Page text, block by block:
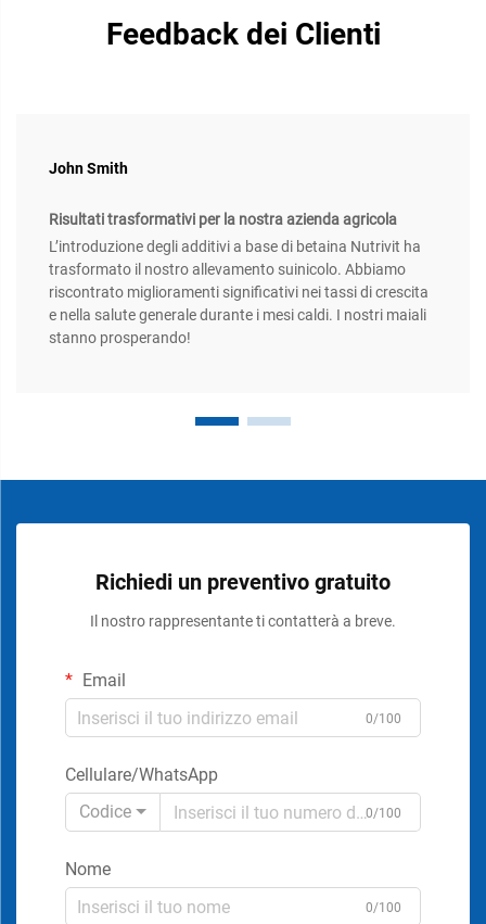
Feedback dei Clienti
John Smith
Risultati trasformativi per la nostra azienda agricola
L’introduzione degli additivi a base di betaina Nutrivit ha
trasformato il nostro allevamento suinicolo. Abbiamo
riscontrato miglioramenti significativi nei tassi di crescita
e nella salute generale durante i mesi caldi. I nostri maiali
stanno prosperando!
Richiedi un preventivo gratuito
Il nostro rappresentante ti contatterà a breve.
Email
0/100
Cellulare/WhatsApp
Codice
0/100
Nome
0/100